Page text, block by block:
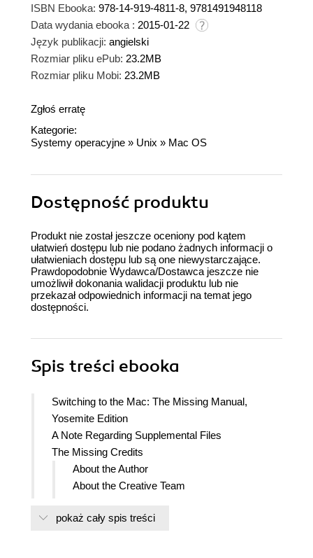
ISBN Ebooka: 978-14-919-4811-8, 9781491948118
Data wydania ebooka : 2015-01-22
Język publikacji: angielski
Rozmiar pliku ePub: 23.2MB
Rozmiar pliku Mobi: 23.2MB
Zgłoś erratę
Kategorie:
Systemy operacyjne » Unix » Mac OS
Dostępność produktu
Produkt nie został jeszcze oceniony pod kątem
ułatwień dostępu lub nie podano żadnych informacji o
ułatwieniach dostępu lub są one niewystarczające.
Prawdopodobnie Wydawca/Dostawca jeszcze nie
umożliwił dokonania walidacji produktu lub nie
przekazał odpowiednich informacji na temat jego
dostępności.
Spis treści ebooka
Switching to the Mac: The Missing Manual,
Yosemite Edition
A Note Regarding Supplemental Files
The Missing Credits
About the Author
About the Creative Team
The Missing Manual Series
pokaż cały spis treści